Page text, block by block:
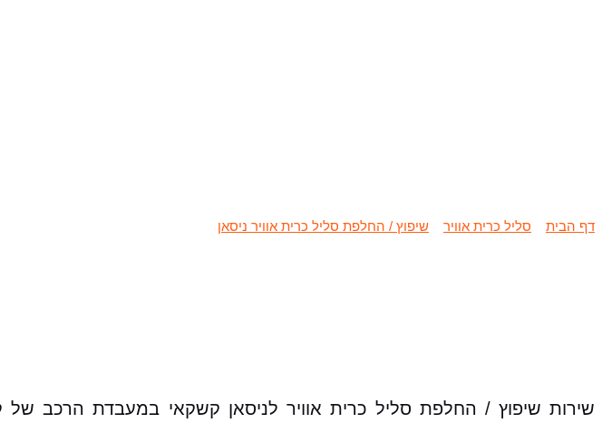
דף הבית סליל כרית אוויר שיפוץ / החלפת סליל כרית אוויר ניסאן
שירות שיפוץ / החלפת סליל כרית אוויר לניסאן קשקאי במעבדת הרכב של